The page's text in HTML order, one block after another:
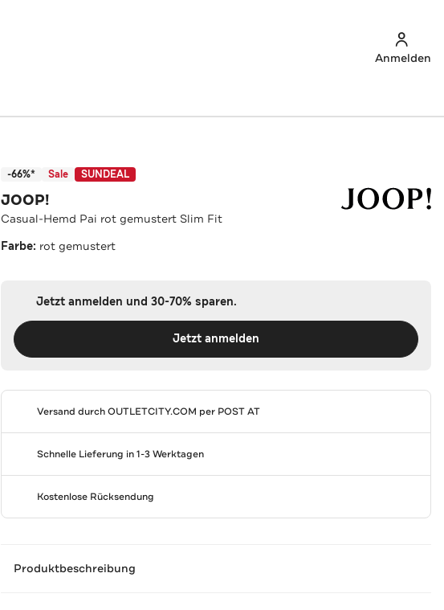
Anmelden
-66%* Sale SUNDEAL
JOOP!
Casual-Hemd Pai rot gemustert Slim Fit
Farbe: rot gemustert
Jetzt anmelden und 30-70% sparen.
Jetzt anmelden
Versand durchOUTLETCITY.COM per POST AT
Schnelle Lieferung in 1-3 Werktagen
Kostenlose Rücksendung
Produktbeschreibung